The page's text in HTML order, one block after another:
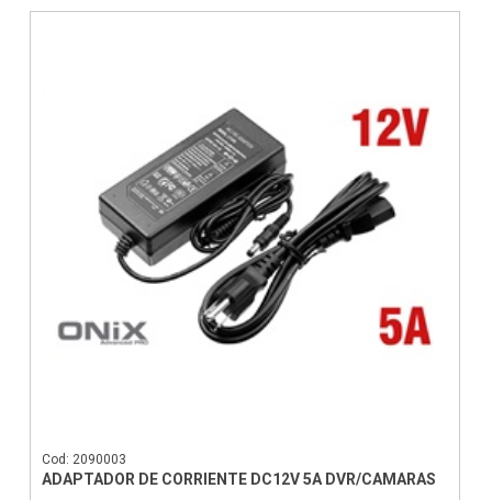
Cod: 2090003
ADAPTADOR DE CORRIENTE DC12V 5A DVR/CAMARAS